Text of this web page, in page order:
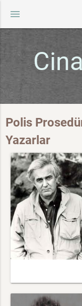
menu
Polis
Yazarlar